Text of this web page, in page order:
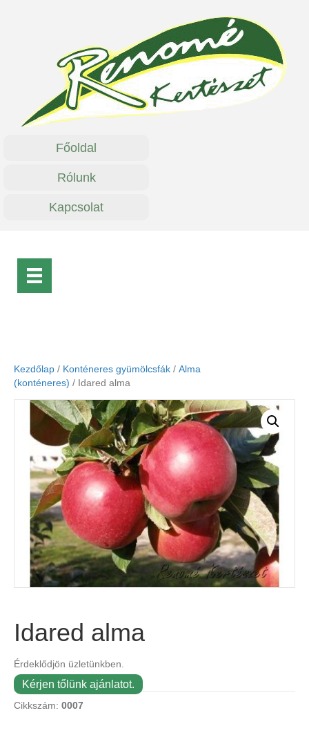
Főoldal
Rólunk
Kapcsolat
Kezdőlap / Konténeres gyümölcsfák / Alma
(konténeres) / Idared alma
Idared alma
Érdeklődjön üzletünkben.
Kérjen tőlünk ajánlatot.
Cikkszám: 0007